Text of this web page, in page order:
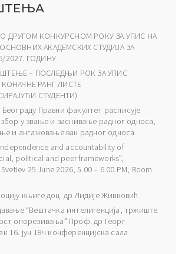
ДРУГОМ КОНКУРСНОМ РОКУ ЗА УПИС НА
АКАДЕМСКИХ СТУДИЈА ЗА
2027. ГОДИНУ
– ПОСЛЕДЊИ РОК ЗА УПИС
КОНАЧНЕ РАНГ ЛИСТЕ
СТУДЕНТИ)
Правни факултет расписује
у звање и заснивање радног односа,
и ангажовање ван радног односа
and accountability of
political and peer frameworks”,
25 June 2026, 5.00 – 6.00 PM, Room
књиге доц. др Лидије Живковић
“Вештачка интелигенција, тржиште
опорезивања” Проф. др Георг
16. јун 18ч конференцијска сала